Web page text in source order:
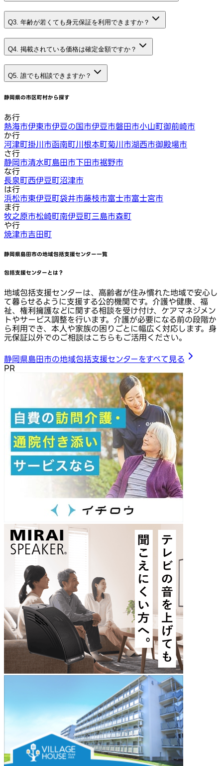
Q3. 年齢が若くても身元保証を利用できますか？
Q4. 掲載されている価格は確定金額ですか？
Q5. 誰でも相談できますか？
静岡県の市区町村から探す
あ行
熱海市伊東市伊豆の国市伊豆市磐田市小山町御前崎市
か行
河津町掛川市函南町川根本町菊川市湖西市御殿場市
さ行
静岡市清水町島田市下田市裾野市
な行
長泉町西伊豆町沼津市
は行
浜松市東伊豆町袋井市藤枝市富士市富士宮市
ま行
牧之原市松崎町南伊豆町三島市森町
や行
焼津市吉田町
静岡県島田市の地域包括支援センター一覧
包括支援センターとは？
地域包括支援センターは、高齢者が住み慣れた地域で安心し
て暮らせるように支援する公的機関です。介護や健康、福
祉、権利擁護などに関する相談を受け付け、ケアマネジメン
トやサービス調整を行います。介護が必要になる前の段階か
ら利用でき、本人や家族の困りごとに幅広く対応します。身
元保証以外でのご相談はこちらもご活用ください。
静岡県島田市の地域包括支援センターをすべて見る
PR